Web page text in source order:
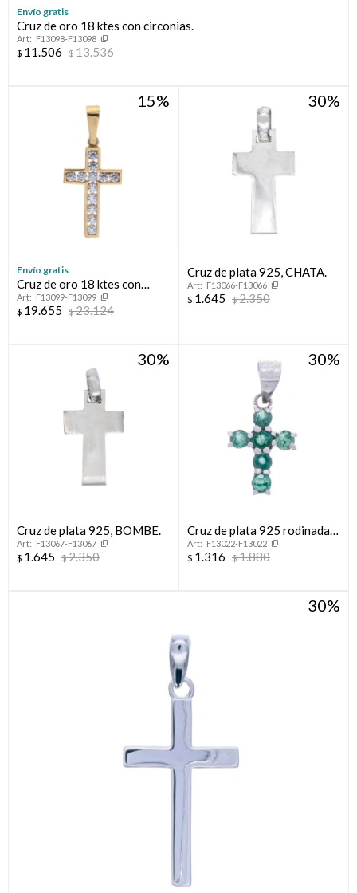
Envío gratis
Cruz de oro 18 ktes con circonias.
F13098-F13098
$ 11.506 $13.536
15
Envío gratis
Cruz de oro 18 ktes con
circonias.
F13099-F13099
$ 19.655 $23.124
30
Cruz de plata 925, CHATA.
F13066-F13066
$ 1.645 $2.350
30
Cruz de plata 925, BOMBE.
F13067-F13067
$ 1.645 $2.350
30
Cruz de plata 925 rodinada
con esmeralda
F13022-F13022
$ 1.316 $1.880
30
Compromiso